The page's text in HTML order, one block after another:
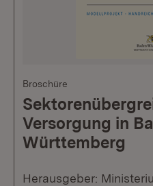
Broschüre
Versorgung in
Württemberg
Herausgeber: